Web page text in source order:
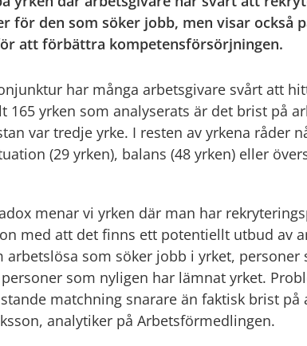
för den som söker jobb, men visar också
att förbättra kompetensförsörjningen.
har många arbetsgivare svårt att
165 yrken som analyserats är det brist på
var tredje yrke. I resten av yrkena råder
(29 yrken), balans (48 yrken) eller
menar vi yrken där man har
med att det finns ett potentiellt utbud av
arbetslösa som söker jobb i yrket, personer
som nyligen har lämnat yrket.
matchning snarare än faktisk brist på
analytiker på Arbetsförmedlingen.